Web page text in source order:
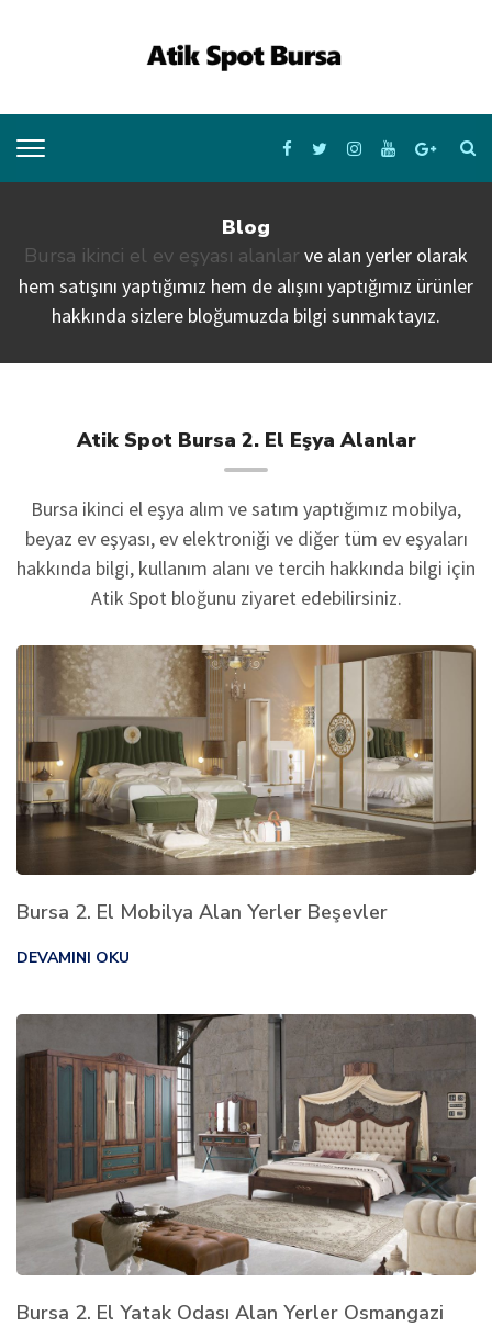
Blog
Bursa ikinci el ev eşyası alanlar ve alan yerler olarak
hem satışını yaptığımız hem de alışını yaptığımız ürünler
hakkında sizlere bloğumuzda bilgi sunmaktayız.
Atik Spot Bursa 2. El Eşya Alanlar
Bursa ikinci el eşya alım ve satım yaptığımız mobilya,
beyaz ev eşyası, ev elektroniği ve diğer tüm ev eşyaları
hakkında bilgi, kullanım alanı ve tercih hakkında bilgi için
Atik Spot bloğunu ziyaret edebilirsiniz.
Bursa 2. El Mobilya Alan Yerler Beşevler
DEVAMINI OKU
Bursa 2. El Yatak Odası Alan Yerler Osmangazi